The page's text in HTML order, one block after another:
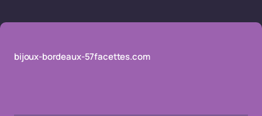
bijoux-bordeaux-57facettes.com